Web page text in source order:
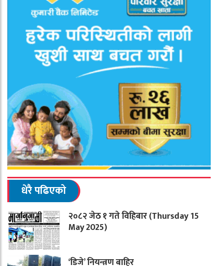
धेरै पढिएको
२०८२ जेठ १ गते विहिबार (Thursday 15
May 2025)
‘डिजे’ नियन्त्रण बाहिर